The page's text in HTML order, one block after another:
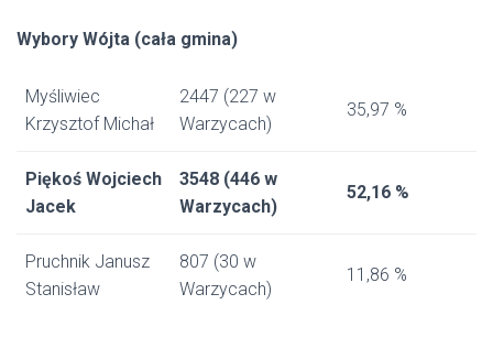
Wybory Wójta (cała gmina)
Myśliwiec
Krzysztof Michał
2447 (227 w
Warzycach)
35,97 %
Piękoś Wojciech
Jacek
3548 (446 w
Warzycach)
52,16 %
Pruchnik Janusz
Stanisław
807 (30 w
Warzycach)
11,86 %